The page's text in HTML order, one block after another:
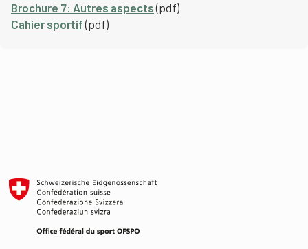
Brochure 7: Autres aspects(pdf)
Cahier sportif(pdf)